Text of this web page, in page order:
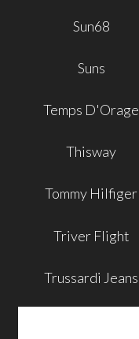
Sun68
Suns
Temps D'Orage
Thisway
Tommy Hilfiger
Triver Flight
Trussardi Jeans